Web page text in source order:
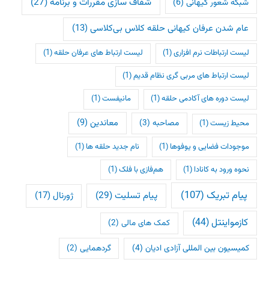
شبکه شعور کیهانی(6)
عام شدن عرفان کیهانی حلقه کلاس بی‌کلاسی (13)
لیست ارتباطات نرم افزاری(1) لیست ارتباط های عرفان حلقه(1)
لیست ارتباط های مربی گری نظام قدیم(1)
لیست دوره های آکادمی حلقه(1) مانیفست(1)
محیط زیست(1) مصاحبه(3) معاندین(9)
موجودات فضایی و یوفوها (1) نام جدید حلقه ها (1)
نحوه ورود به کانادا (1) هم‌فازی با فلک(1)
پیام تبریک(107) پیام تسلیت(29) ژورنال(17)
کازمواینتل(44) کمک های مالی(2)
کمیسیون بین المللی آزادی ادیان (4) گردهمایی(2)